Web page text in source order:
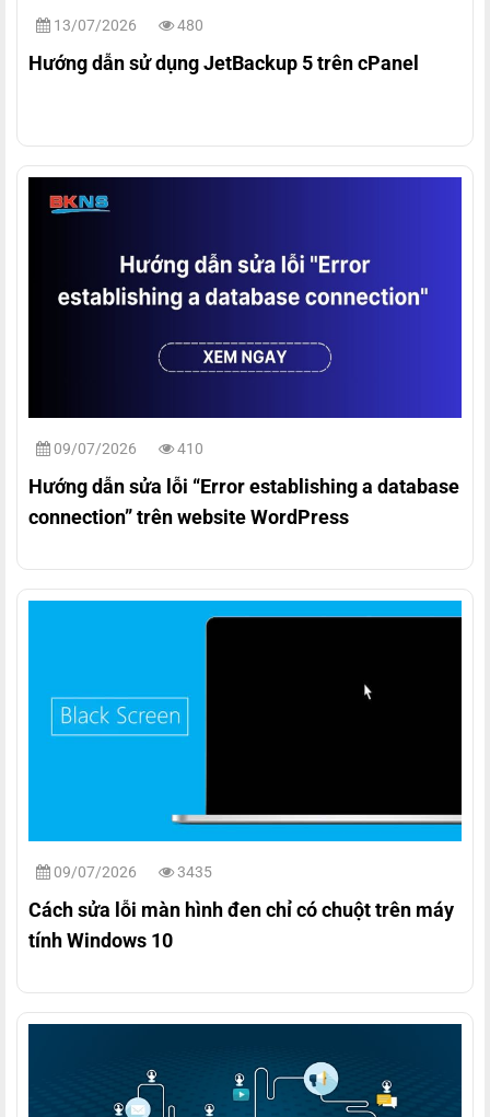
13/07/2026 480
Hướng dẫn sử dụng JetBackup 5 trên cPanel
09/07/2026 410
Hướng dẫn sửa lỗi “Error establishing a database
connection” trên website WordPress
09/07/2026 3435
Cách sửa lỗi màn hình đen chỉ có chuột trên máy
tính Windows 10